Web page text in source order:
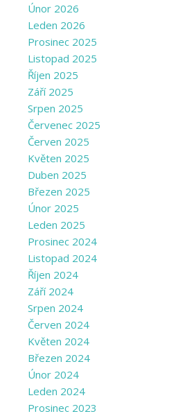
Únor 2026
Leden 2026
Prosinec 2025
Listopad 2025
Říjen 2025
Září 2025
Srpen 2025
Červenec 2025
Červen 2025
Květen 2025
Duben 2025
Březen 2025
Únor 2025
Leden 2025
Prosinec 2024
Listopad 2024
Říjen 2024
Září 2024
Srpen 2024
Červen 2024
Květen 2024
Březen 2024
Únor 2024
Leden 2024
Prosinec 2023